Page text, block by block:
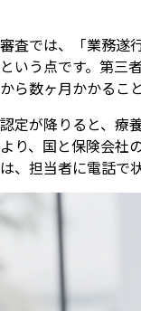
審査では、「業務遂
という点です。第三
から数ヶ月かかるこ
認定が降りると、療
より、国と保険会社
は、担当者に電話で